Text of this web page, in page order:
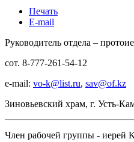
Печать
E-mail
Руководитель отдела –
сот. 8-777-261-54-12
e-mail: vo-k@list.ru, sav@of.kz
Зиновьевский храм, г. Усть-
Член рабочей группы - иерей